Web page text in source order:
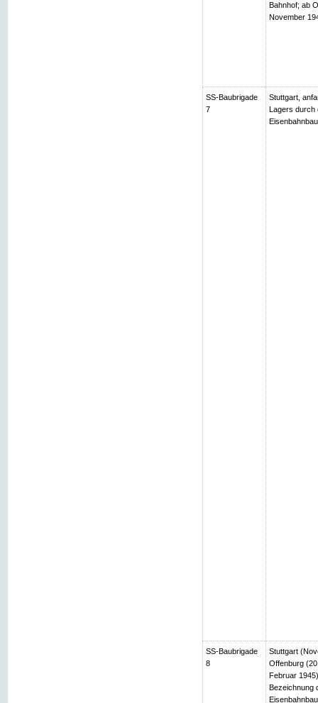
Bahnhof; ab
November
SS-Baubrigade
7
Stuttgart,
Lagers durch
SS-Baubrigade
8
Stuttgart
Offenburg
Februar
Bezeichnung